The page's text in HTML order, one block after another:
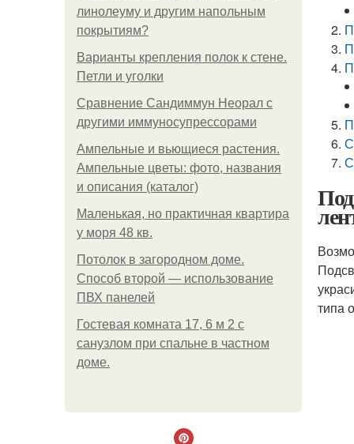
линолеуму и другим напольным
покрытиям?
Варианты крепления полок к стене.
Петли и уголки
Сравнение Сандиммун Неорал с
другими иммуносупрессорами
Ампельные и вьющиеся растения.
Ампельные цветы: фото, названия
и описания (каталог)
Маленькая, но практичная квартира
у моря 48 кв.
Потолок в загородном доме.
Способ второй — использование
ПВХ панелей
Гостевая комната 17, 6 м 2 с
санузлом при спальне в частном
доме.
типа